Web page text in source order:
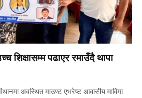
शिक्षासम्म पढाएर रमाउँदै थापा
अवस्थित माउण्ट एभरेष्ट आवासीय माविमा